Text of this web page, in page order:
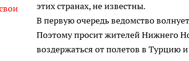
этих странах, не известны.
В первую очередь ведомство
Поэтому просит жителей Нижнего
воздержаться от полетов в Турцию и